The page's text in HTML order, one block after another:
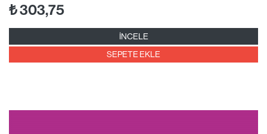
₺303,75
İNCELE
SEPETE EKLE